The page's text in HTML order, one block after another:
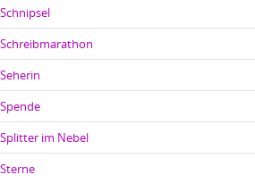
Schnipsel
Schreibmarathon
Seherin
Spende
Splitter im Nebel
Sterne